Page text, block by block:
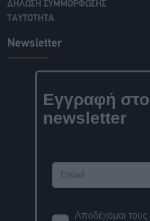
ΔΗΛΩΣΗ ΣΥΜΜΟΡΦΩΣΗΣ
ΤΑΥΤΟΤΗΤΑ
Newsletter
Εγγραφή στο
newsletter
Αποδέχομαι τους